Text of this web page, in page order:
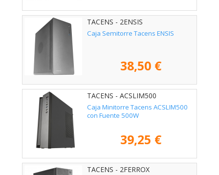
TACENS - 2ENSIS
Caja Semitorre Tacens ENSIS
38,50 €
TACENS - ACSLIM500
Caja Minitorre Tacens ACSLIM500
con Fuente 500W
39,25 €
TACENS - 2FERROX